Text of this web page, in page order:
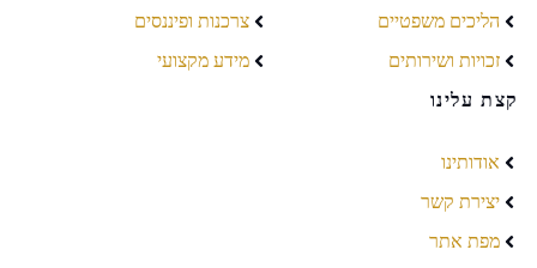
הליכים משפטיים
זכויות ושירותים
צרכנות ופיננסים
מידע מקצועי
קצת עלינו
אודותינו
יצירת קשר
מפת אתר